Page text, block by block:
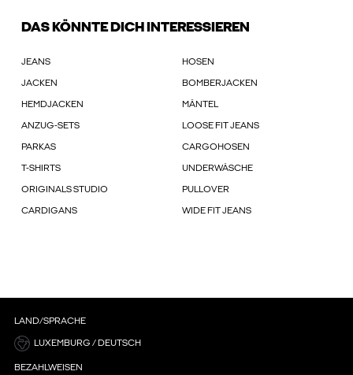
DAS KÖNNTE DICH INTERESSIEREN
JEANS HOSEN
JACKEN BOMBERJACKEN
HEMDJACKEN MÄNTEL
ANZUG-SETS LOOSE FIT JEANS
PARKAS CARGOHOSEN
T-SHIRTS UNDERWÄSCHE
ORIGINALS STUDIO PULLOVER
CARDIGANS WIDE FIT JEANS
LAND/SPRACHE
LUXEMBURG / DEUTSCH
BEZAHLWEISEN